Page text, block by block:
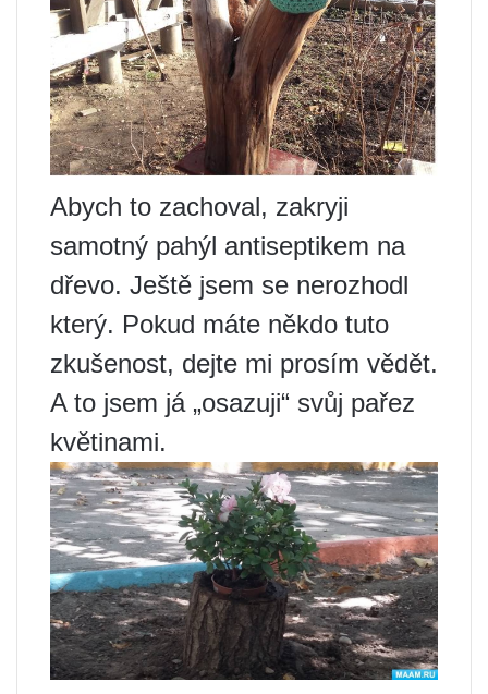
Abych to zachoval, zakryji
samotný pahýl antiseptikem na
dřevo. Ještě jsem se nerozhodl
který. Pokud máte někdo tuto
zkušenost, dejte mi prosím vědět.
A to jsem já „osazuji“ svůj pařez
květinami.